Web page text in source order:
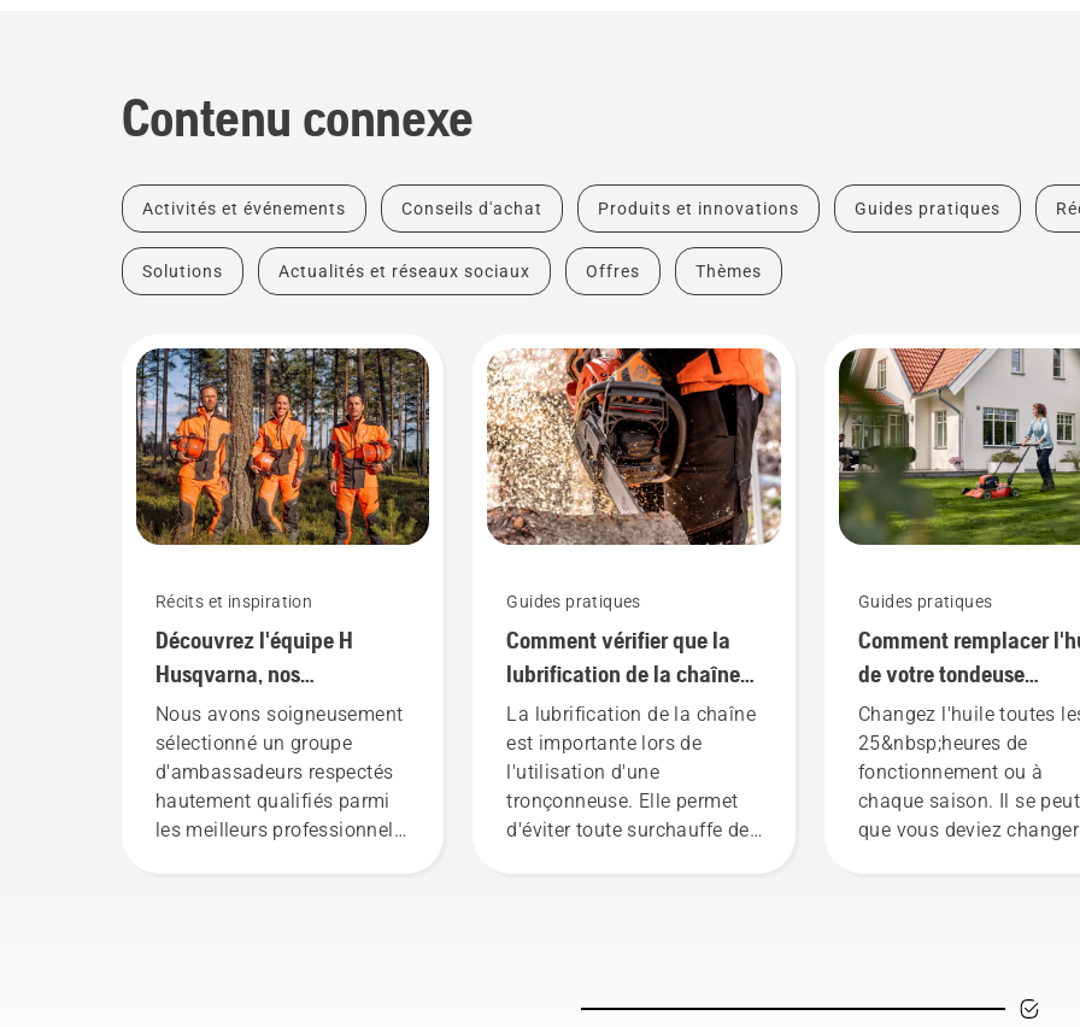
Contenu connexe
Activités et événements Conseils d'achat Produits et innovations Guides pratiques
Solutions Actualités et réseaux sociaux Offres Thèmes
Récits et inspiration
Découvrez l'équipe H
Husqvarna, nos
utilisateurs les plus
exigeants
Nous avons soigneusement
sélectionné un groupe
d'ambassadeurs respectés
hautement qualifiés parmi
les meilleurs professionnels
Guides pratiques
Comment vérifier que la
lubrification de la chaîne
fonctionne sur votre
tronçonneuse
La lubrification de la chaîne
est importante lors de
l'utilisation d'une
tronçonneuse. Elle permet
d'éviter toute surchauffe de
guide-chaîne et de la
Guides pratiques
Comment remplacer
de votre tondeuse
Husqvarna
Changez l'huile toutes
25&nbsp;heures de
fonctionnement ou à
chaque saison. Il se peut
que vous deviez changer
vidéo.